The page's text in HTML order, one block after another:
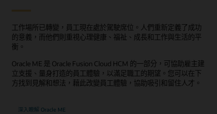
工作場所已轉變，員工現在處於駕駛席位。人們重新定義了成功
的意義，而他們則重視心理健康、福祉、成長和工作與生活的平
衡。
Oracle ME 是 Oracle Fusion Cloud HCM 的一部分，可協助雇主建
立支援、量身打造的員工體驗，以滿足職工的期望。您可以在下
方找到見解和想法，藉此改變員工體驗，協助吸引和留住人才。
深入瞭解 Oracle ME